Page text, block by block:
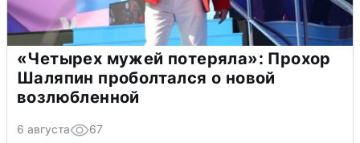
«Четырех мужей потеряла»: Прохор
Шаляпин проболтался о новой
возлюбленной
6 августа 67